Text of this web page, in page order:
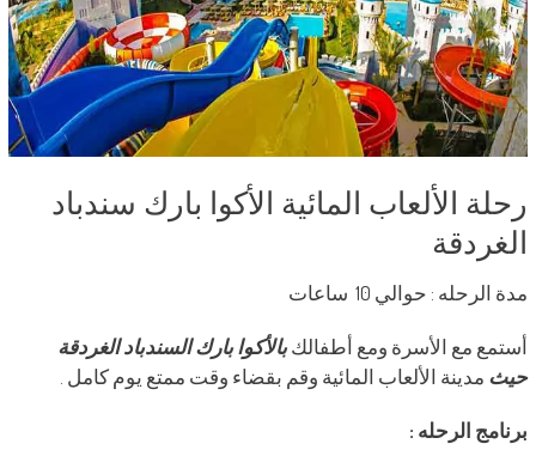
رحلة الألعاب المائية الأكوا بارك سندباد
الغردقة
مدة الرحله : حوالي 10 ساعات
أستمع مع الأسرة ومع أطفالكبالأكوا بارك السندباد الغردقة
حيث مدينة الألعاب المائية وقم بقضاء وقت ممتع يوم كامل .
برنامج الرحله :